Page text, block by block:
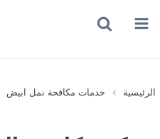
القائمة
عن الرئيسية خدمات مكافحة نمل ابيض